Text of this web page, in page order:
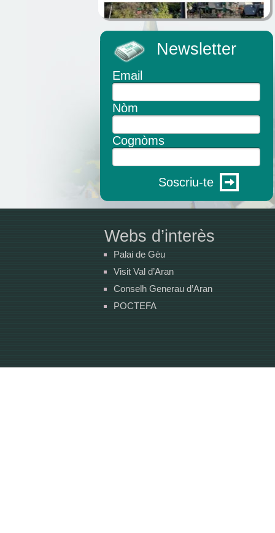
Newsletter
Email
Nòm
Cognòms
Soscriu-te
Webs d’interès
Palai de Gèu
Visit Val d’Aran
Conselh Generau d’Aran
POCTEFA